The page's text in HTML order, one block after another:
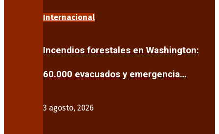
Internacional
Incendios forestales en Washington:
60.000 evacuados y emergencia…
3 agosto, 2026